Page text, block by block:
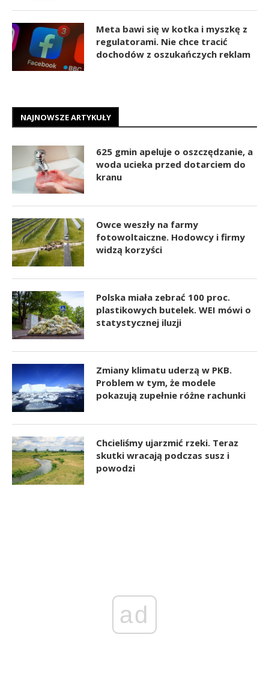
Meta bawi się w kotka i myszkę z
regulatorami. Nie chce tracić
dochodów z oszukańczych reklam
NAJNOWSZE ARTYKUŁY
625 gmin apeluje o oszczędzanie, a
woda ucieka przed dotarciem do
kranu
Owce weszły na farmy
fotowoltaiczne. Hodowcy i firmy
widzą korzyści
Polska miała zebrać 100 proc.
plastikowych butelek. WEI mówi o
statystycznej iluzji
Zmiany klimatu uderzą w PKB.
Problem w tym, że modele
pokazują zupełnie różne rachunki
Chcieliśmy ujarzmić rzeki. Teraz
skutki wracają podczas susz i
powodzi
ad